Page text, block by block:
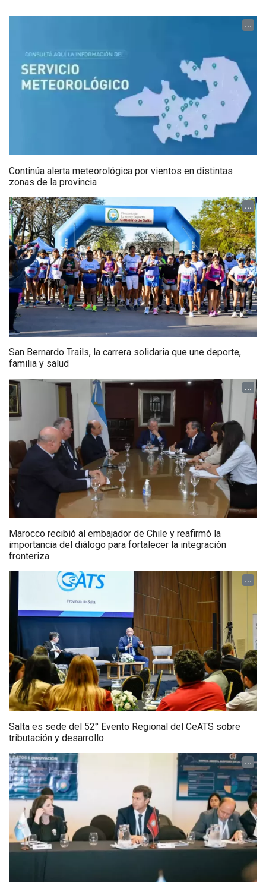
...
Continúa alerta meteorológica por vientos en distintas
zonas de la provincia
...
San Bernardo Trails, la carrera solidaria que une deporte,
familia y salud
...
Marocco recibió al embajador de Chile y reafirmó la
importancia del diálogo para fortalecer la integración
fronteriza
...
Salta es sede del 52° Evento Regional del CeATS sobre
tributación y desarrollo
...